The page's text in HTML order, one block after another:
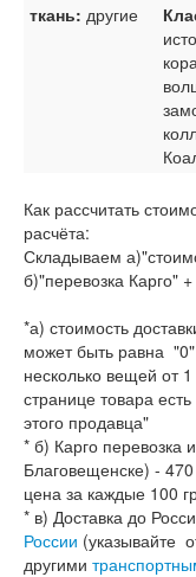
ткань: другие
Как рассчитать
расчёта:
Складываем
б)"перевозка Карго"
*а) стоимость
может быть равна
несколько вещей от
странице товара
этого продавца"
* б) Карго перевозка
Благовещенске) -
цена за каждые 100
* в) Доставка до
России (указывайте
другими